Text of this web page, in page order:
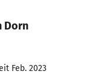
Dorn
Feb. 2023